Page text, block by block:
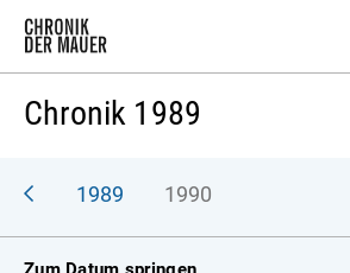
Chronik 1989
1989 1990